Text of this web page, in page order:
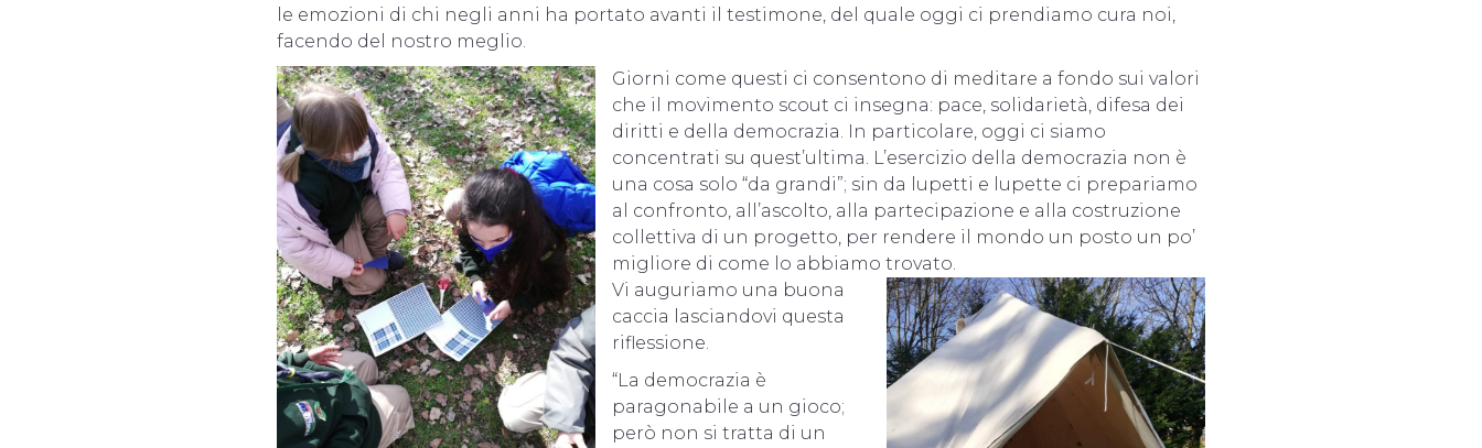
le emozioni di chi negli anni ha portato avanti il testimone, del quale oggi ci prendiamo cura noi,
facendo del nostro meglio.
Giorni come questi ci consentono di meditare a fondo sui valori
che il movimento scout ci insegna: pace, solidarietà, difesa dei
diritti e della democrazia. In particolare, oggi ci siamo
concentrati su quest’ultima. L’esercizio della democrazia non è
una cosa solo “da grandi”; sin da lupetti e lupette ci prepariamo
al confronto, all’ascolto, alla partecipazione e alla costruzione
collettiva di un progetto, per rendere il mondo un posto un po’
migliore di come lo abbiamo trovato.
Vi auguriamo una buona
caccia lasciandovi questa
riflessione.
“La democrazia è
paragonabile a un gioco;
però non si tratta di un